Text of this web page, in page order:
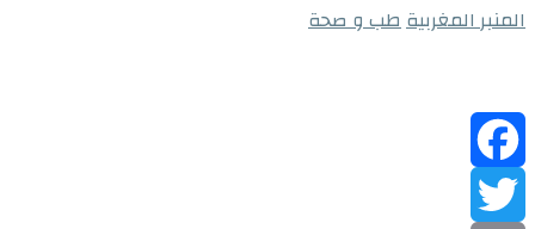
المنبر المغربيةطب و صحة
Facebook